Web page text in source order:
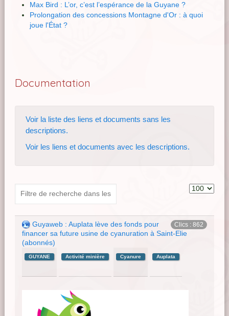
Max Bird : L’or, c’est l’espérance de la Guyane ?
Prolongation des concessions Montagne d'Or : à quoi
joue l'État ?
Documentation
Voir la liste des liens et documents sans les
descriptions.
Voir les liens et documents avec les descriptions.
Clics : 862
Guyaweb : Auplata lève des fonds pour
financer sa future usine de cyanuration à Saint-Elie
(abonnés)
GUYANE Activité minière Cyanure Auplata